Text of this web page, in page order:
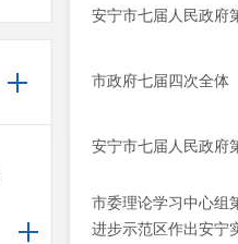
安宁市七届人民政府
市政府七届四次全体
安宁市七届人民政府
市委理论学习中心组
进步示范区作出安宁